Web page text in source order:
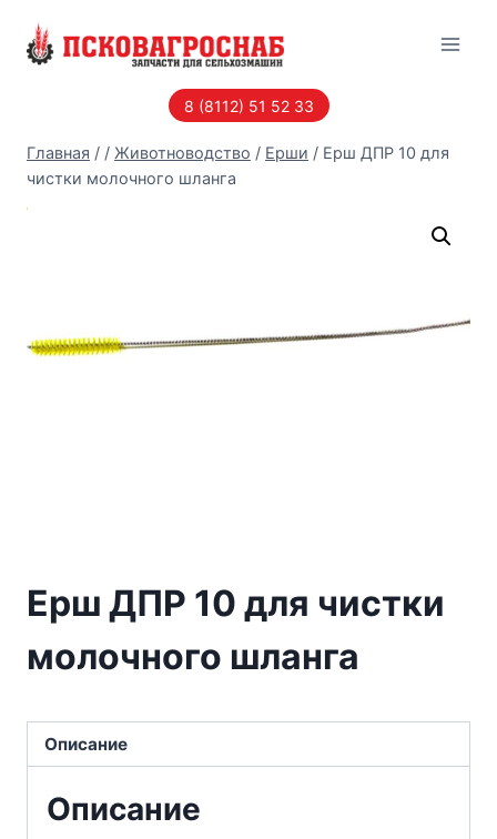
8 (8112) 51 52 33
Главная / / Животноводство / Ерши / Ерш ДПР 10 для
чистки молочного шланга
Ерш ДПР 10 для чистки
молочного шланга
Описание
Описание